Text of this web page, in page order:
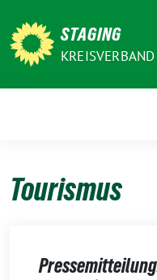
zum
Inhalt
STAGING
Tourismus